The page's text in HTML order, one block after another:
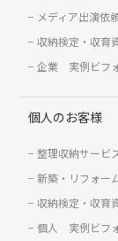
メディア出演依
収納検定・収育
企業 実例ビフ
個人のお客様
整理収納サービ
新築・リフォー
収納検定・収育
個人 実例ビフ